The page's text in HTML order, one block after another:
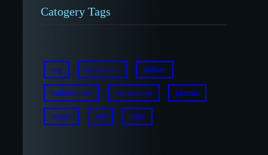
Catogery Tags
eeg frekvencia hullám
hullámhossz neuroscope plazma
rezgés sejt tudat